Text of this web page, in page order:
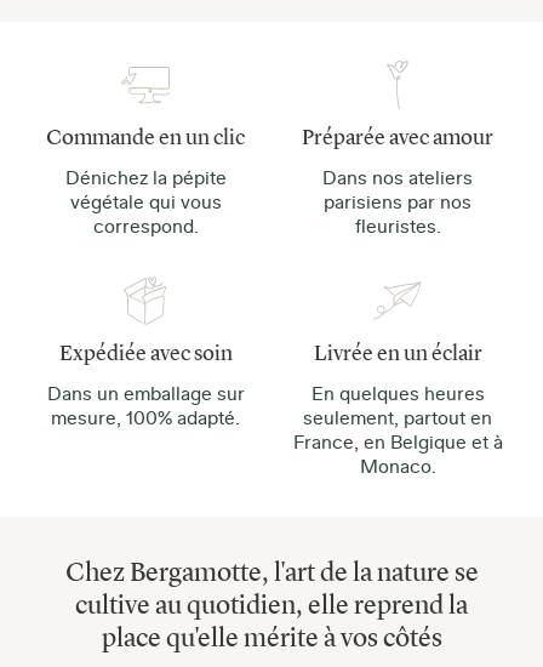
Commande en un clic
Dénichez la pépite
végétale qui vous
correspond.
Préparée avec amour
Dans nos ateliers
parisiens par nos
fleuristes.
Expédiée avec soin
Dans un emballage sur
mesure, 100% adapté.
Livrée en un éclair
En quelques heures
seulement, partout en
France, en Belgique et à
Monaco.
Chez Bergamotte, l'art de la nature se
cultive au quotidien, elle reprend la
place qu'elle mérite à vos côtés